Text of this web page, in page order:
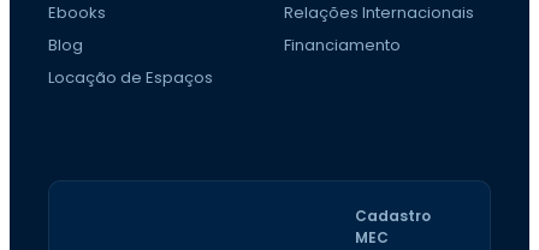
Ebooks
Blog
Locação de Espaços
Relações Internacionais
Financiamento
Cadastro
MEC